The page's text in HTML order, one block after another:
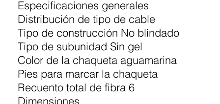
Especificaciones generales
Distribución de tipo de cable
Tipo de construcción No blindado
Tipo de subunidad Sin gel
Color de la chaqueta aguamarina
Pies para marcar la chaqueta
Recuento total de fibra 6
Dimensiones